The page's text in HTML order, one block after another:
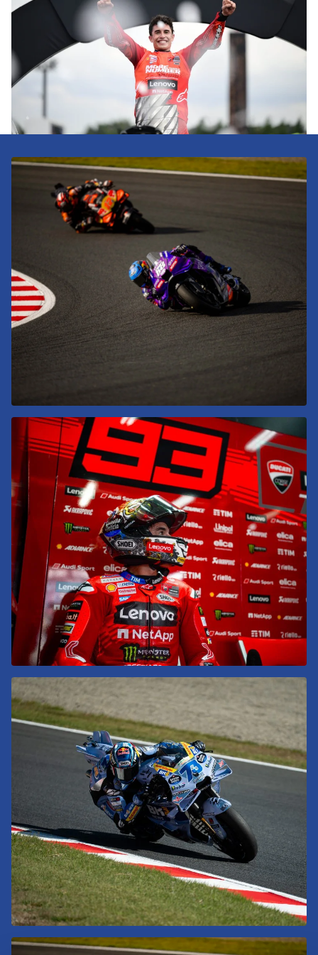
Actualidad
Sala de prensa
Galeria